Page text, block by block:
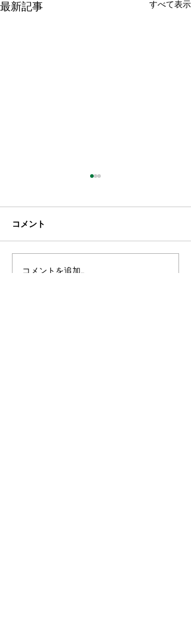
最新記事 すべて表示
さつま揚げ販売終了のお
コメント
コメントを追加…